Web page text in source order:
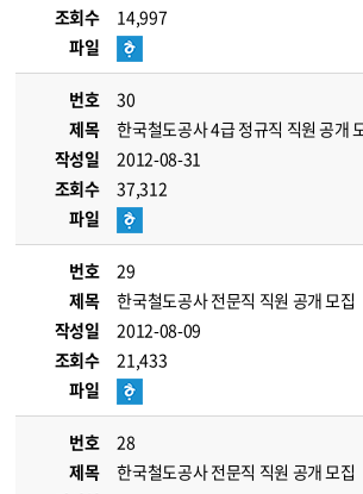
조회수
14,997
파일
번호
30
제목
한국철도공사 4급 정규직 직원 공개
작성일
2012-08-31
조회수
37,312
파일
번호
29
제목
한국철도공사 전문직 직원 공개 모집
작성일
2012-08-09
조회수
21,433
파일
번호
28
제목
한국철도공사 전문직 직원 공개 모집